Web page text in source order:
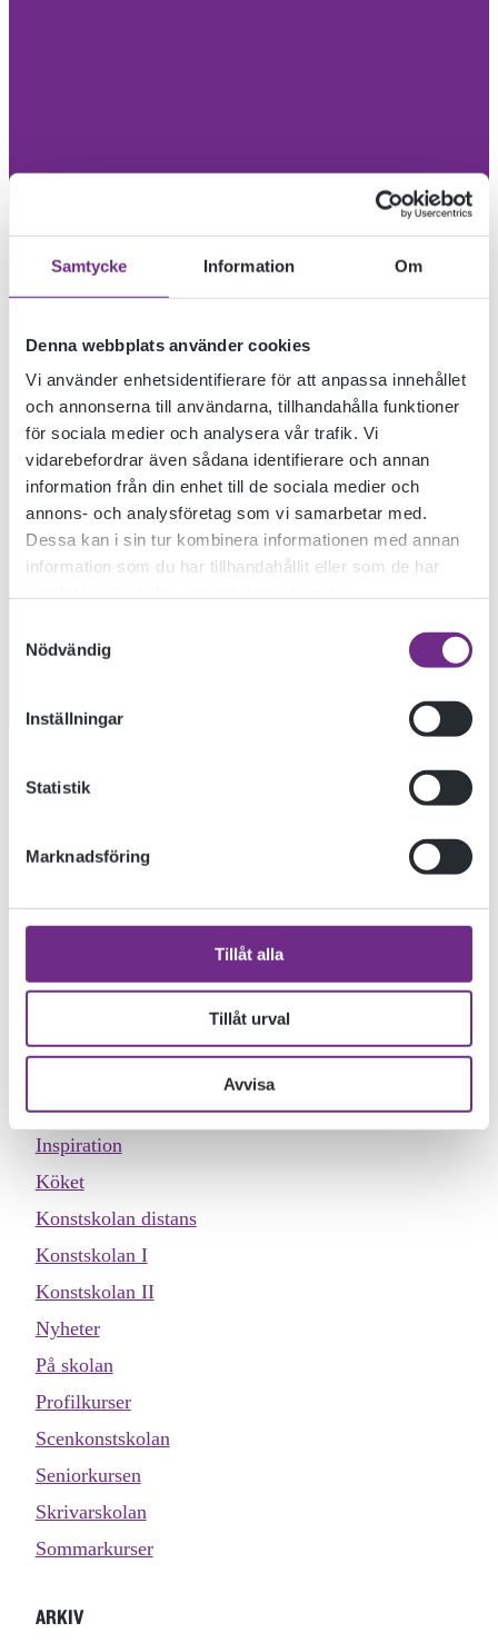
Samtycke Information Om
Denna webbplats använder cookies
Vi använder enhetsidentifierare för att anpassa innehållet
och annonserna till användarna, tillhandahålla funktioner
för sociala medier och analysera vår trafik. Vi
vidarebefordrar även sådana identifierare och annan
information från din enhet till de sociala medier och
annons- och analysföretag som vi samarbetar med.
Dessa kan i sin tur kombinera informationen med annan
information som du har tillhandahållit eller som de har
Nödvändig
Inställningar
Statistik
Marknadsföring
Tillåt alla
Tillåt urval
Avvisa
Konstskolan II har vernissage på sin examensutställning på
Vernissage i dag 6 maj kl 14.00. Välkomna!
KATEGORIER
Designskolan
Dokumentärfilmskolan distans
Evenemang
Inspiration
Köket
Konstskolan distans
Konstskolan I
Konstskolan II
Nyheter
På skolan
Profilkurser
Scenkonstskolan
Seniorkursen
Skrivarskolan
Sommarkurser
ARKIV